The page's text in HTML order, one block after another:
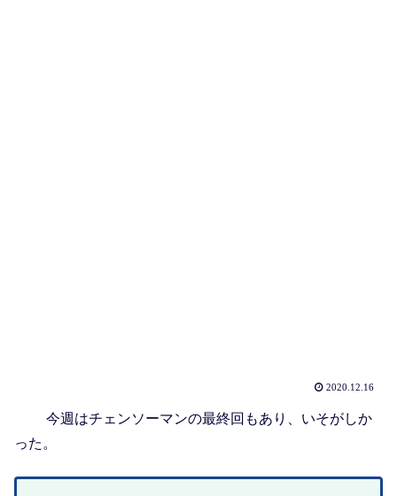
2020.12.16
今週はチェンソーマンの最終回もあり、いそがしか
った。